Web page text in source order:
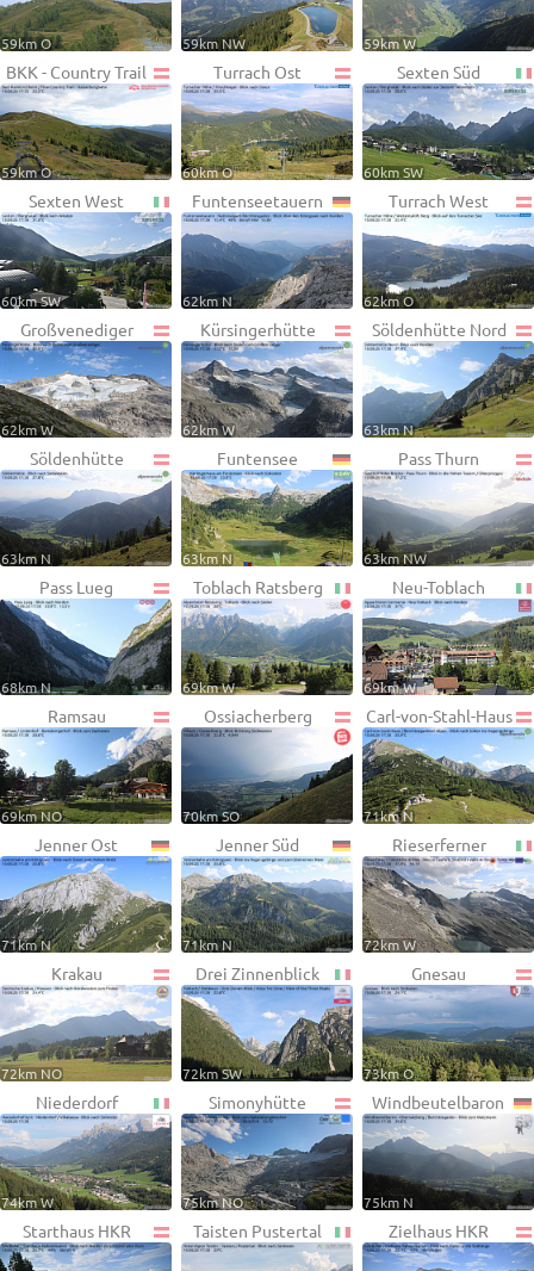
59km O 59km NW 59km W
BKK - Country Trail
59km O
Turrach Ost
60km O
Sexten Süd
60km SW
Sexten West
60km SW
Funtenseetauern
62km N
Turrach West
62km O
Großvenediger
62km W
Kürsingerhütte
62km W
Söldenhütte Nord
63km N
Söldenhütte
63km N
Funtensee
63km N
Pass Thurn
63km NW
Pass Lueg
68km N
Toblach Ratsberg
69km W
Neu-Toblach
69km W
Ramsau
69km NO
Ossiacherberg
70km SO
Carl-von-Stahl-Haus
71km N
Jenner Ost
71km N
Jenner Süd
71km N
Rieserferner
72km W
Krakau
72km NO
Drei Zinnenblick
72km SW
Gnesau
73km O
Niederdorf
74km W
Simonyhütte
75km NO
Windbeutelbaron
75km N
Starthaus HKR Taisten Pustertal Zielhaus HKR